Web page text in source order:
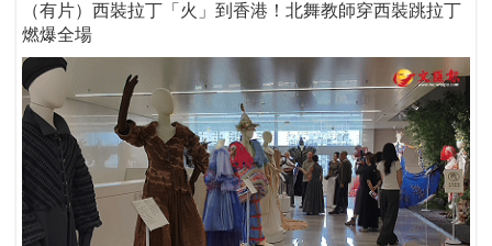
（有片）西裝拉丁「火」到香港！北舞教師穿西裝跳拉丁
燃爆全場